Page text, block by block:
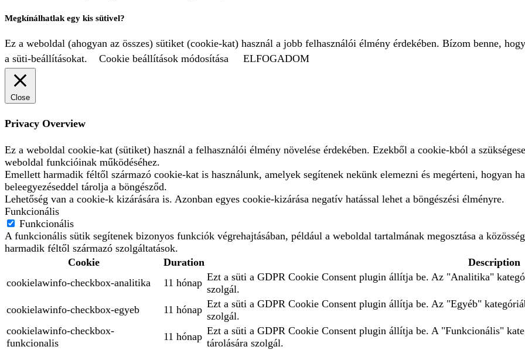
Megkínálhatlak egy kis sütivel?
Ez a weboldal (ahogyan az összes) sütiket (cookie-kat) használ a jobb felhasználói élmény érdekében. Bízom benne,
a süti-beállításokat.
Cookie beállítások módosítása ELFOGADOM
Close
Privacy Overview
Ez a weboldal cookie-kat (sütiket) használ a felhasználói élmény növelése érdekében. Ezekből a cookie-kból a
weboldal funkcióinak működéséhez.
Emellett harmadik féltől származó cookie-kat is használunk, amelyek segítenek nekünk elemezni és megérteni, hogyan
beleegyezéseddel tárolja a böngésződ.
Lehetőség van a cookie-k kizárására is. Azonban egyes cookie-kizárása negatív hatással lehet a böngészési élményre.
Funkcionális
Funkcionális
A funkcionális sütik segítenek bizonyos funkciók végrehajtásában, például a weboldal tartalmának megosztása a
harmadik féltől származó szolgáltatások.
Cookie
Duration
Description
cookielawinfo-checkbox-analitika
11 hónap Ezt a süti a GDPR Cookie Consent plugin állítja be. Az "Analitika"
szolgál.
cookielawinfo-checkbox-egyeb
11 hónap Ezt a süti a GDPR Cookie Consent plugin állítja be. Az "Egyéb"
szolgál.
cookielawinfo-checkbox-
funkcionalis
11 hónap Ezt a süti a GDPR Cookie Consent plugin állítja be. A "Funkcionális"
tárolására szolgál.